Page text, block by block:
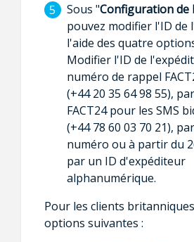
Sous "Configuration de
pouvez modifier l'ID de
l'aide des quatre
Modifier l'ID de
numéro de rappel
(+44 20 35 64 98 55),
FACT24 pour les SMS
(+44 78 60 03 70 21),
numéro ou à partir du
par un ID d'expéditeur
alphanumérique.
Pour les clients
options suivantes :